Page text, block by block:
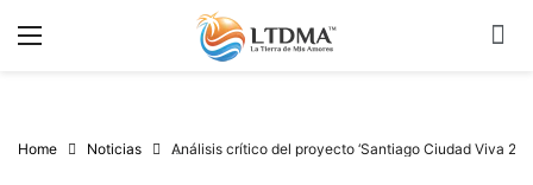
Home Noticias Análisis crítico del proyecto ‘Santiago Ciudad Viva